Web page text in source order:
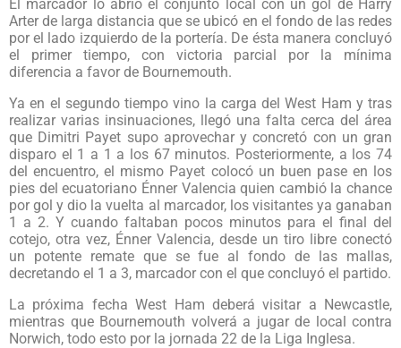
El marcador lo abrió el conjunto local con un gol de Harry
Arter de larga distancia que se ubicó en el fondo de las redes
por el lado izquierdo de la portería. De ésta manera concluyó
el primer tiempo, con victoria parcial por la mínima
diferencia a favor de Bournemouth.
Ya en el segundo tiempo vino la carga del West Ham y tras
realizar varias insinuaciones, llegó una falta cerca del área
que Dimitri Payet supo aprovechar y concretó con un gran
disparo el 1 a 1 a los 67 minutos. Posteriormente, a los 74
del encuentro, el mismo Payet colocó un buen pase en los
pies del ecuatoriano Énner Valencia quien cambió la chance
por gol y dio la vuelta al marcador, los visitantes ya ganaban
1 a 2. Y cuando faltaban pocos minutos para el final del
cotejo, otra vez, Énner Valencia, desde un tiro libre conectó
un potente remate que se fue al fondo de las mallas,
decretando el 1 a 3, marcador con el que concluyó el partido.
La próxima fecha West Ham deberá visitar a Newcastle,
mientras que Bournemouth volverá a jugar de local contra
Norwich, todo esto por la jornada 22 de la Liga Inglesa.